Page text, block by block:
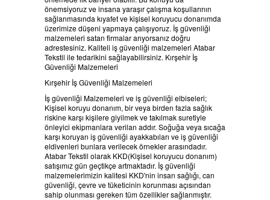
REFERANSLAR
KAMPANYA
SİPARİŞ LİSTESİ
İLETİŞİM
önemsiyoruz ve insana yaraşır çalışma koşullarının
sağlanmasında kıyafet ve kişisel koruyucu donanımda
üzerimize düşeni yapmaya çalışıyoruz. İş güvenliği
malzemeleri satan firmalar arıyorsanız doğru
adrestesiniz. Kaliteli iş güvenliği malzemeleri Atabar
Tekstil ile tedarikini sağlayabilirsiniz. Kırşehir İş
Güvenliği Malzemeleri
Kırşehir İş Güvenliği Malzemeleri
İş güvenliği Malzemeleri ve iş güvenliği elbiseleri;
Kişisel koruyu donanım, bir veya birden fazla sağlık
riskine karşı kişilere giyilmek ve takılmak suretiyle
önleyici ekipmanlara verilan addır. Soğuğa veya sıcağa
karşı koruyan iş güvenliği ayakkabıları ve iş güvenliği
eldivenleri bunlara verilecek örnekler arasındadır.
Atabar Tekstil olarak KKD(Kişisel koruyucu donanım)
satışımız gün geçtikçe artmaktadır. İş güvenliği
malzemelerimizin kalitesi KKD'nin insan sağlığı, can
güvenliği, çevre ve tüketicinin korunması açısından
sahip olunması gereken tüm özellikler sağlanmıştır.